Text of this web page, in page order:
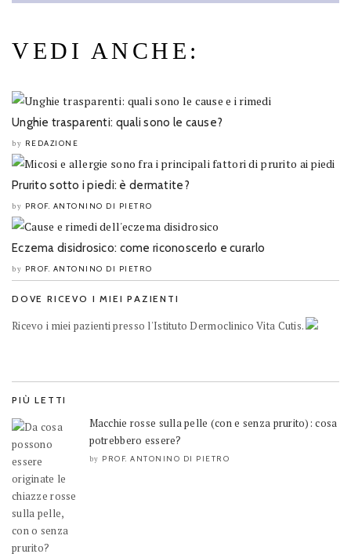
VEDI ANCHE:
Unghie trasparenti: quali sono le cause?
by REDAZIONE
Prurito sotto i piedi: è dermatite?
by PROF. ANTONINO DI PIETRO
Eczema disidrosico: come riconoscerlo e curarlo
by PROF. ANTONINO DI PIETRO
DOVE RICEVO I MIEI PAZIENTI
Ricevo i miei pazienti presso l'Istituto Dermoclinico Vita Cutis.
PIÙ LETTI
Macchie rosse sulla pelle (con e senza prurito): cosa
potrebbero essere?
by PROF. ANTONINO DI PIETRO